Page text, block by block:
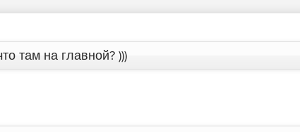
там на главной? )))